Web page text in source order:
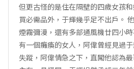
但更古怪的是住在隔壁的四歲女孩
買必需品外，于輝幾乎足不出戶。
煙霧彌漫，還有多部通風機廿四小
有一個癱瘓的女人，阿偉曾經見過
失蹤，阿偉情急之下，直闖他認為